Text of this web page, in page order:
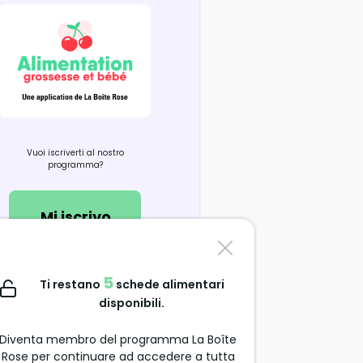
Vuoi iscriverti al nostro
programma?
Mi iscrivo
Contattaci
support@alimentation-
Ti restano 5schede alimentari
disponibili.
Diventa membro del programma La Boîte
Rose per continuare ad accedere a tutta